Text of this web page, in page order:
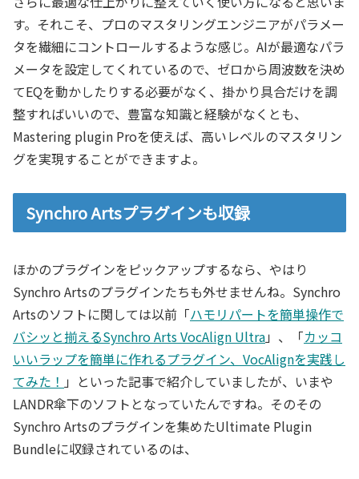
す。それこそ、プロのマスタリングエンジニアがパラメー
タを繊細にコントロールするような感じ。AIが最適なパラ
メータを設定してくれているので、ゼロから周波数を決め
てEQを動かしたりする必要がなく、掛かり具合だけを調
整すればいいので、豊富な知識と経験がなくとも、
Mastering plugin Proを使えば、高いレベルのマスタリン
グを実現することができますよ。
Synchro Artsプラグインも収録
ほかのプラグインをピックアップするなら、やはり
Synchro Artsのプラグインたちも外せませんね。Synchro
Artsのソフトに関しては以前「ハモリパートを簡単操作で
バシッと揃えるSynchro Arts VocAlign Ultra」、「カッコ
いいラップを簡単に作れるプラグイン、VocAlignを実践し
てみた！ 」といった記事で紹介していましたが、いまや
LANDR傘下のソフトとなっていたんですね。そのその
Synchro Artsのプラグインを集めたUltimate Plugin
Bundleに収録されているのは、